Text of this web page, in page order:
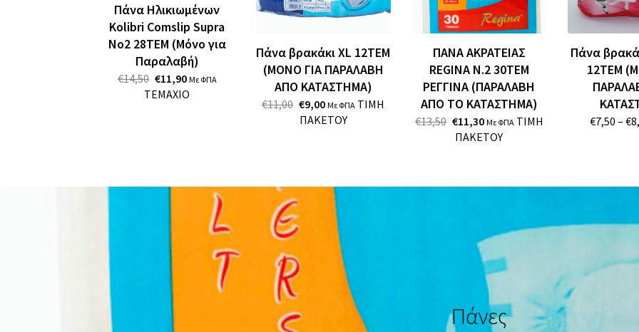
Πάνα Ηλικιωμένων
Kolibri Comslip Supra
No2 28TEM (Μόνο για
Παραλαβή)
€14,50 Original
Price
€11,90Η
Τρέχουσα
Με ΦΠΑ
ΤΕΜΑΧΙΟ
Πάνα βρακάκι XL 12ΤΕΜ
(ΜΟΝΟ ΓΙΑ ΠΑΡΑΛΑΒΗ
ΑΠΟ ΚΑΤΑΣΤΗΜΑ)
€11,00 Original
Price
€9,00Η
Τρέχουσα
Με ΦΠΑ ΤΙΜΗ
ΠΑΚΕΤΟΥ
ΠΑΝΑ ΑΚΡΑΤΕΙΑΣ
REGINA Ν.2 30ΤΕΜ
ΡΕΓΓΙΝΑ (ΠΑΡΑΛΑΒΗ
ΑΠΟ ΤΟ ΚΑΤΑΣΤΗΜΑ)
€13,50 Original
Price
€11,30Η
Τρέχουσα
Με ΦΠΑ ΤΙΜΗ
ΠΑΚΕΤΟΥ
Πάνα
12TEM
€7,50 – €
Πάνες